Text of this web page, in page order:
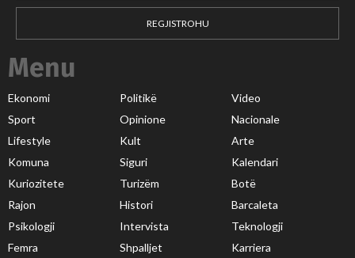
REGJISTROHU
Menu
Ekonomi Politikë
Video
Sport
Opinione
Nacionale
Lifestyle
Kult
Arte
Komuna
Siguri
Kalendari
Kuriozitete
Turizëm
Botë
Rajon
Histori
Barcaleta
Psikologji
Intervista
Teknologji
Femra
Shpalljet Karriera